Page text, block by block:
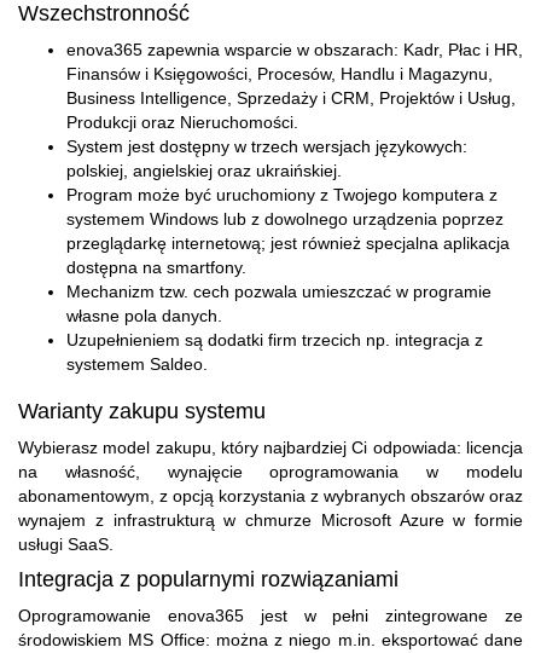
Wszechstronność
enova365 zapewnia wsparcie w obszarach: Kadr, Płac i HR,
Finansów i Księgowości, Procesów, Handlu i Magazynu,
Business Intelligence, Sprzedaży i CRM, Projektów i Usług,
Produkcji oraz Nieruchomości.
System jest dostępny w trzech wersjach językowych:
polskiej, angielskiej oraz ukraińskiej.
Program może być uruchomiony z Twojego komputera z
systemem Windows lub z dowolnego urządzenia poprzez
przeglądarkę internetową; jest również specjalna aplikacja
dostępna na smartfony.
Mechanizm tzw. cech pozwala umieszczać w programie
własne pola danych.
Uzupełnieniem są dodatki firm trzecich np. integracja z
systemem Saldeo.
Warianty zakupu systemu
Wybierasz model zakupu, który najbardziej Ci odpowiada: licencja
na własność, wynajęcie oprogramowania w modelu
abonamentowym, z opcją korzystania z wybranych obszarów oraz
wynajem z infrastrukturą w chmurze Microsoft Azure w formie
usługi SaaS.
Integracja z popularnymi rozwiązaniami
Oprogramowanie enova365 jest w pełni zintegrowane ze
środowiskiem MS Office: można z niego m.in. eksportować dane